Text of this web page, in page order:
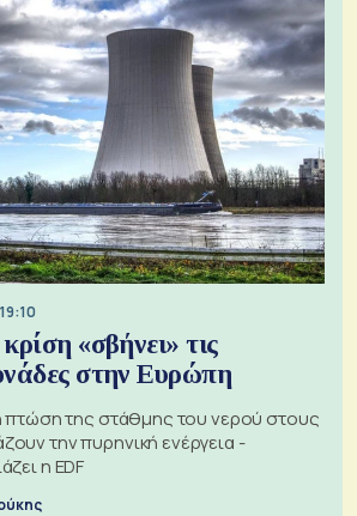
«σβήνει» τις
στην Ευρώπη
πτώση της στάθμης του νερού στους
την πυρηνική ενέργεια -
η EDF